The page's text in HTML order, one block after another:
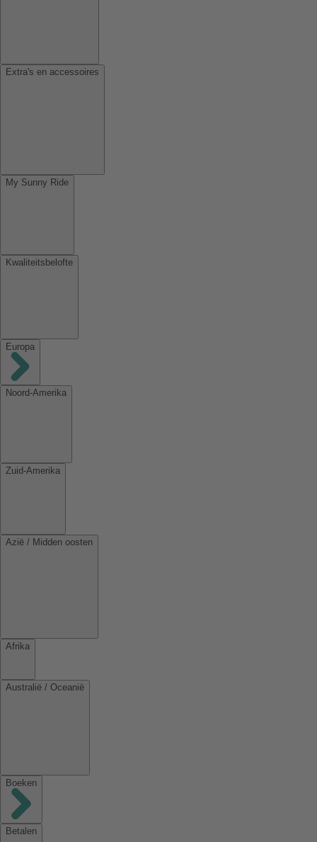
Extra's en accessoires
My Sunny Ride
Kwaliteitsbelofte
Europa
Noord-Amerika
Zuid-Amerika
Azië / Midden oosten
Afrika
Australië / Oceanië
Boeken
Betalen